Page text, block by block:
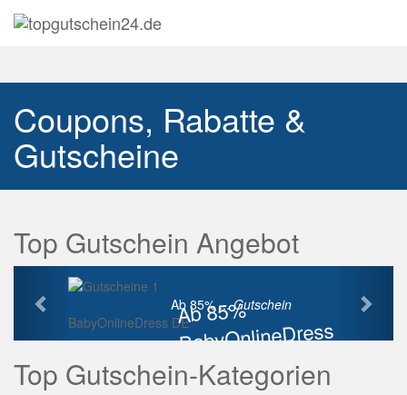
Coupons, Rabatte &
Gutscheine
Top Gutschein Angebot
Ab 85%
BabyOnlineDress
Rabatt
Ab 85% ...Gutschein
BabyOnlineDress DE
Vorherige
Top Gutschein-Kategorien